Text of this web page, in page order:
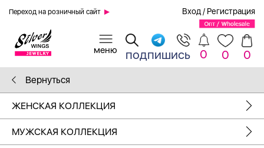
Переход на розничный сайт Вход / Регистрация
подпишись 0 0 0
Вернуться
ЖЕНСКАЯ КОЛЛЕКЦИЯ
МУЖСКАЯ КОЛЛЕКЦИЯ